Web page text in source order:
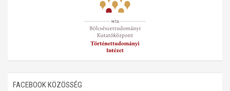
FACEBOOK KÖZÖSSÉG